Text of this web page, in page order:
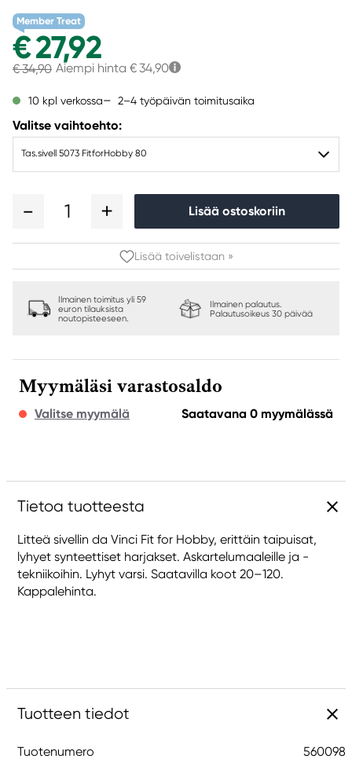
Member Treat
€ 27,92
€ 34,90 Aiempi hinta € 34,90
10 kpl verkossa 2–4 työpäivän toimitusaika
Valitse vaihtoehto:
Tas.sivell 5073 FitforHobby 80
1 Lisää ostoskoriin
Lisää toivelistaan »
Ilmainen toimitus yli 59
euron tilauksista
noutopisteeseen.
Ilmainen palautus.
Palautusoikeus 30 päivää
Myymäläsi varastosaldo
Valitse myymälä Saatavana 0 myymälässä
Tietoa tuotteesta
Litteä sivellin da Vinci Fit for Hobby, erittäin taipuisat,
lyhyet synteettiset harjakset. Askartelumaaleille ja -
tekniikoihin. Lyhyt varsi. Saatavilla koot 20–120.
Kappalehinta.
Tuotteen tiedot
Tuotenumero 560098